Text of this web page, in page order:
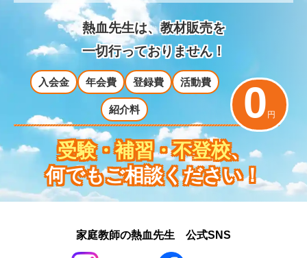
熱血先生は、教材販売を
一切行っておりません！
入会金 年会費 登録費 活動費
紹介料 0 円
受験・補習・不登校、
何でもご相談ください！
家庭教師の熱血先生 公式SNS